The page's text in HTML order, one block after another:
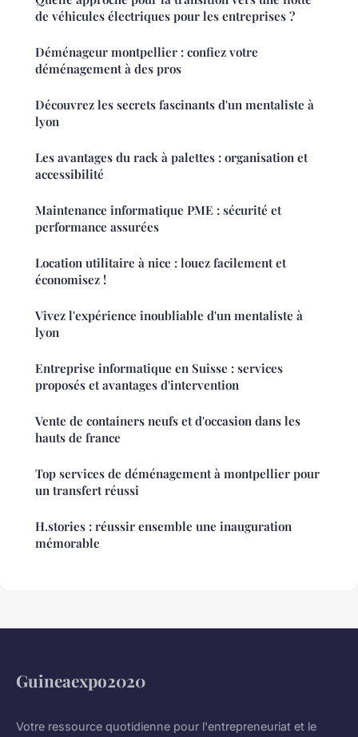
de véhicules électriques pour les entreprises ?
Déménageur montpellier : confiez votre
déménagement à des pros
Découvrez les secrets fascinants d'un mentaliste à
lyon
Les avantages du rack à palettes : organisation et
accessibilité
Maintenance informatique PME : sécurité et
performance assurées
Location utilitaire à nice : louez facilement et
économisez !
Vivez l'expérience inoubliable d'un mentaliste à
lyon
Entreprise informatique en Suisse : services
proposés et avantages d'intervention
Vente de containers neufs et d'occasion dans les
hauts de france
Top services de déménagement à montpellier pour
un transfert réussi
H.stories : réussir ensemble une inauguration
mémorable
Guineaexpo2020
Votre ressource quotidienne pour l'entrepreneuriat et le